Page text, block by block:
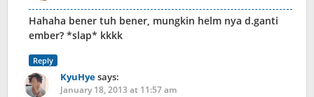
Hahaha bener tuh bener, mungkin helm nya d.ganti
ember? *slap* kkkk
Reply
KyuHyesays:
January 18, 2013 at 11:57 am